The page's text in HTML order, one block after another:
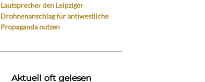
Lautsprecher den Leipziger
Drohnenanschlag für antiwestliche
Propaganda nutzen
Aktuell oft gelesen